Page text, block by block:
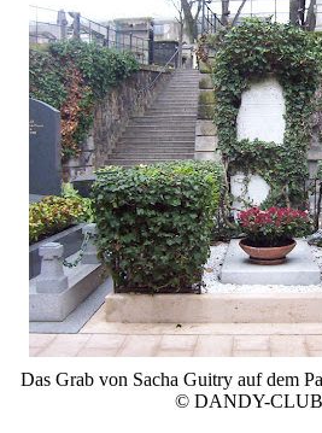
Das Grab von Sacha Guitry auf dem
© DANDY-CLUB